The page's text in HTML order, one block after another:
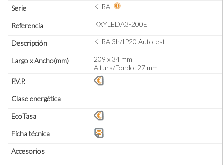
KIRA
KXYLEDA3-200E
KIRA 3h/IP20 Autotest
209 x 34 mm
Altura/Fondo: 27 mm